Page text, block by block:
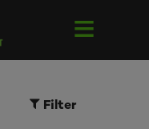
Filter